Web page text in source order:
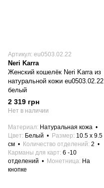
Артикул: eu0503.02.22
Neri Karra
Женский кошелёк Neri Karra из
натуральной кожи eu0503.02.22
белый
2 319 грн
Нет в наличии
Материал
Натуральная кожа
Цвет
Белый Размер 10.5 x 9.5
см
Количество отделений 2
Карманы для карт 6 -10
отделений
Монетница На
кнопке